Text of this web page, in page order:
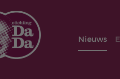
Nieuws